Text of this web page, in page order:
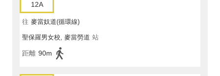
12A
往 麥當奴道(循環線)
聖保羅男女校, 麥當勞道 站
距離 90m